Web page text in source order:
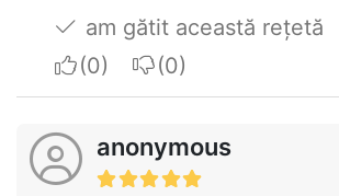
am gătit această rețetă
I apreciateI do not appreciate
anonymous